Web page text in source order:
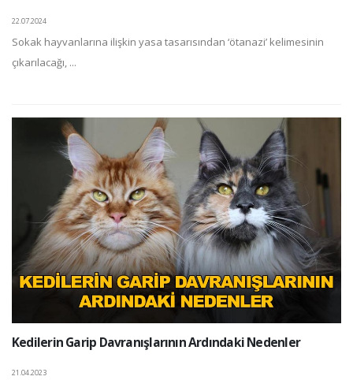
22.07.2024
Sokak hayvanlarına ilişkin yasa tasarısından ‘ötanazi’ kelimesinin
çıkarılacağı, ...
Kedilerin Garip Davranışlarının Ardındaki Nedenler
21.04.2023